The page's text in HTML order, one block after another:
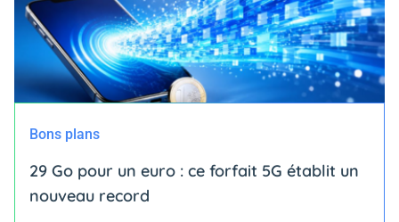
Bons plans
29 Go pour un euro : ce forfait 5G établit un
nouveau record